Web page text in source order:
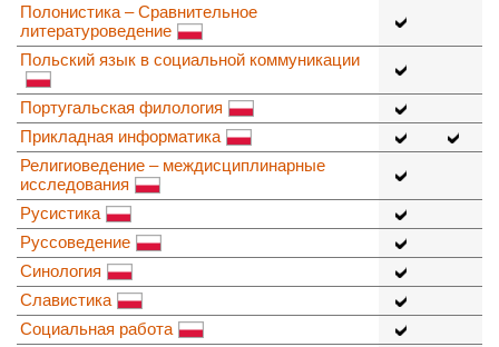
Полонистика – Сравнительное
литературоведение
Польский язык в социальной коммуникации
Португальская филология
Прикладная информатика
Религиоведение – междисциплинарные
исследования
Русистика
Руссоведение
Синология
Славистика
Социальная работа